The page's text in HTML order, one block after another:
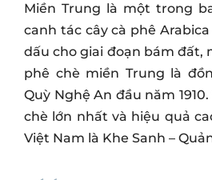
Miền Trung là một trong
canh tác cây cà phê
dấu cho giai đoạn bám đất,
phê chè miền Trung là
Quỳ Nghệ An đầu năm
chè lớn nhất và hiệu quả
Việt Nam là Khe Sanh –